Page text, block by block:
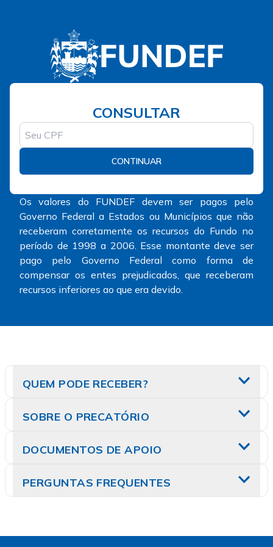
CONSULTAR
CONTINUAR
Os valores do FUNDEF devem ser pagos pelo
Governo Federal a Estados ou Municípios que não
receberam corretamente os recursos do Fundo no
período de 1998 a 2006. Esse montante deve ser
pago pelo Governo Federal como forma de
compensar os entes prejudicados, que receberam
recursos inferiores ao que era devido.
QUEM PODE RECEBER?
SOBRE O PRECATÓRIO
DOCUMENTOS DE APOIO
PERGUNTAS FREQUENTES